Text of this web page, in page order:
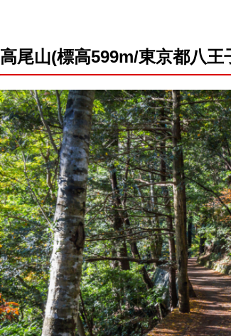
高尾山(標高599m/東京都八王